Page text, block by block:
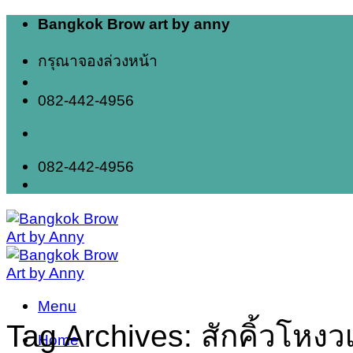
Skip
content
Bangkok Brow art by anny
กรุณาจองล่วงหน้า
082-442-4956
082-442-4956
Menu
Home
Tag Archives: สักคิ้วโหงว